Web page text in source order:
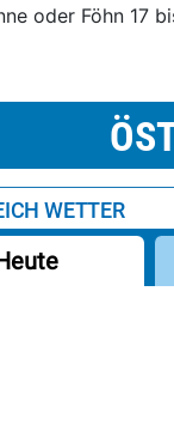
oder Föhn 17
WETTER